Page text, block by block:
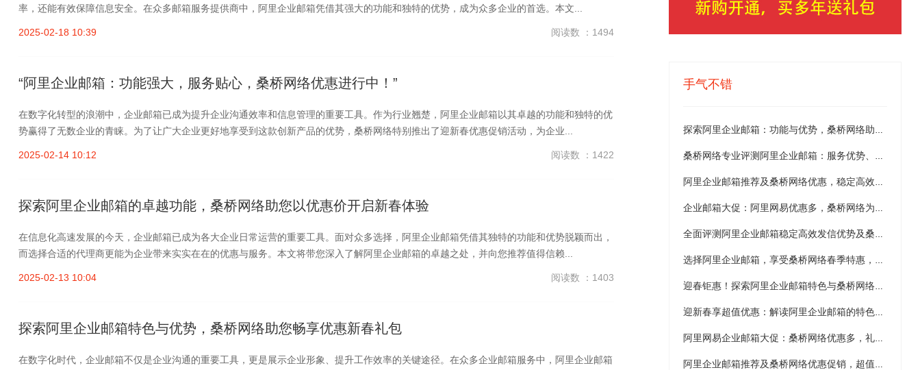
率，还能有效保障信息安全。在众多邮箱服务提供商中，阿里企业邮箱凭借其强大的功能和独特的优势，成为众多企业的首选。本文...
2025-02-18 10:39 阅读数 ：1494
“阿里企业邮箱：功能强大，服务贴心，桑桥网络优惠进行中！”
在数字化转型的浪潮中，企业邮箱已成为提升企业沟通效率和信息管理的重要工具。作为行业翘楚，阿里企业邮箱以其卓越的功能和独特的优
势赢得了无数企业的青睐。为了让广大企业更好地享受到这款创新产品的优势，桑桥网络特别推出了迎新春优惠促销活动，为企业...
2025-02-14 10:12 阅读数 ：1422
探索阿里企业邮箱的卓越功能，桑桥网络助您以优惠价开启新春体验
在信息化高速发展的今天，企业邮箱已成为各大企业日常运营的重要工具。面对众多选择，阿里企业邮箱凭借其独特的功能和优势脱颖而出，
而选择合适的代理商更能为企业带来实实在在的优惠与服务。本文将带您深入了解阿里企业邮箱的卓越之处，并向您推荐值得信赖...
2025-02-13 10:04 阅读数 ：1403
探索阿里企业邮箱特色与优势，桑桥网络助您畅享优惠新春礼包
在数字化时代，企业邮箱不仅是企业沟通的重要工具，更是展示企业形象、提升工作效率的关键途径。在众多企业邮箱服务中，阿里企业邮箱
手气不错
探索阿里企业邮箱：功能与优势，桑桥网络助您轻松开启企业通讯新篇章
桑桥网络专业评测阿里企业邮箱：服务优势、推荐理由及限时优惠
阿里企业邮箱推荐及桑桥网络优惠，稳定高效，送京东卡！
企业邮箱大促：阿里网易优惠多，桑桥网络为您护航！
全面评测阿里企业邮箱稳定高效发信优势及桑桥网络官方授权服务——详解买二送二、买三送三、买五送五超值优惠活动——企业邮箱选购必读攻略
选择阿里企业邮箱，享受桑桥网络春季特惠，开启高效办公新篇章！
迎春钜惠！探索阿里企业邮箱特色与桑桥网络超值服务
迎新春享超值优惠：解读阿里企业邮箱的特色与桑桥网络优势
阿里网易企业邮箱大促：桑桥网络优惠多，礼品送不停！
阿里企业邮箱推荐及桑桥网络优惠促销，超值买赠活动详解